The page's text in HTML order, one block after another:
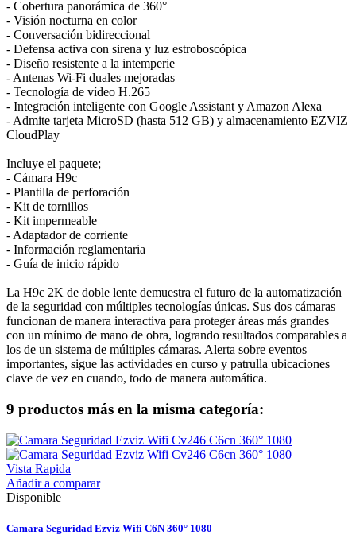
- Cobertura panorámica de 360°
- Visión nocturna en color
- Conversación bidireccional
- Defensa activa con sirena y luz estroboscópica
- Diseño resistente a la intemperie
- Antenas Wi-Fi duales mejoradas
- Tecnología de vídeo H.265
- Integración inteligente con Google Assistant y Amazon Alexa
- Admite tarjeta MicroSD (hasta 512 GB) y almacenamiento EZVIZ
CloudPlay
Incluye el paquete;
- Cámara H9c
- Plantilla de perforación
- Kit de tornillos
- Kit impermeable
- Adaptador de corriente
- Información reglamentaria
- Guía de inicio rápido
La H9c 2K de doble lente demuestra el futuro de la automatización
de la seguridad con múltiples tecnologías únicas. Sus dos cámaras
funcionan de manera interactiva para proteger áreas más grandes
con un mínimo de mano de obra, logrando resultados comparables a
los de un sistema de múltiples cámaras. Alerta sobre eventos
importantes, sigue las actividades en curso y patrulla ubicaciones
clave de vez en cuando, todo de manera automática.
9 productos más en la misma categoría:
Vista Rapida
Añadir a comparar
Disponible
Camara Seguridad Ezviz Wifi C6N 360° 1080